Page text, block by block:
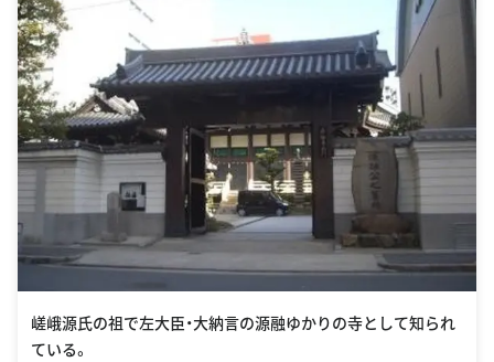
嵯峨源氏の祖で左大臣・大納言の源融ゆかりの寺として知られ
ている。